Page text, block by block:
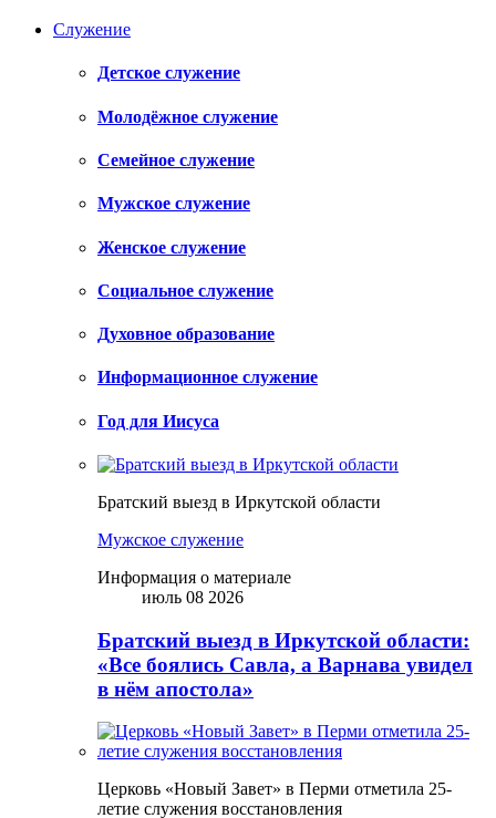
Служение
Детское служение
Молодёжное служение
Семейное служение
Мужское служение
Женское служение
Социальное служение
Духовное образование
Информационное служение
Год для Иисуса
Братский выезд в Иркутской области
Мужское служение
Информация о материале
июль 08 2026
Братский выезд в Иркутской области:
«Все боялись Савла, а Варнава увидел
в нём апостола»
Церковь «Новый Завет» в Перми отметила 25-
летие служения восстановления